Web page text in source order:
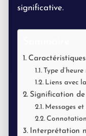
significative.
Caractéristiques
Type
Liens avec
Signification de
Messages
Interprétation